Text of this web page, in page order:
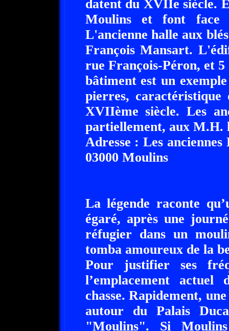
datent du XVIIe siècle.
Moulins et font
L'ancienne halle aux
François Mansart.
rue François-Péron, et
bâtiment est un
pierres,
XVIIème siècle. Les
partiellement, aux M.H.
Adresse : Les
03000 Moulins
La légende raconte
égaré, après une
réfugier dans un
tomba amoureux de la
Pour justifier ses
l’emplacement
chasse. Rapidement,
autour du Palais
"Moulins". Si